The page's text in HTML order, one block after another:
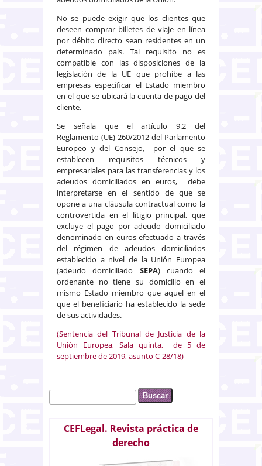
No se puede exigir que los clientes que
deseen comprar billetes de viaje en línea
por débito directo sean residentes en un
determinado país. Tal requisito no es
compatible con las disposiciones de la
legislación de la UE que prohíbe a las
empresas especificar el Estado miembro
en el que se ubicará la cuenta de pago del
cliente.
Se señala que el artículo 9.2 del
Reglamento (UE) 260/2012 del Parlamento
Europeo y del Consejo, por el que se
establecen requisitos técnicos y
empresariales para las transferencias y los
adeudos domiciliados en euros, debe
interpretarse en el sentido de que se
opone a una cláusula contractual como la
controvertida en el litigio principal, que
excluye el pago por adeudo domiciliado
denominado en euros efectuado a través
del régimen de adeudos domiciliados
establecido a nivel de la Unión Europea
(adeudo domiciliado SEPA) cuando el
ordenante no tiene su domicilio en el
mismo Estado miembro que aquel en el
que el beneficiario ha establecido la sede
de sus actividades.
(Sentencia del Tribunal de Justicia de la
Unión Europea, Sala quinta, de 5 de
septiembre de 2019, asunto C-28/18)
Formulario de búsqueda
Buscar
CEFLegal. Revista práctica de
derecho